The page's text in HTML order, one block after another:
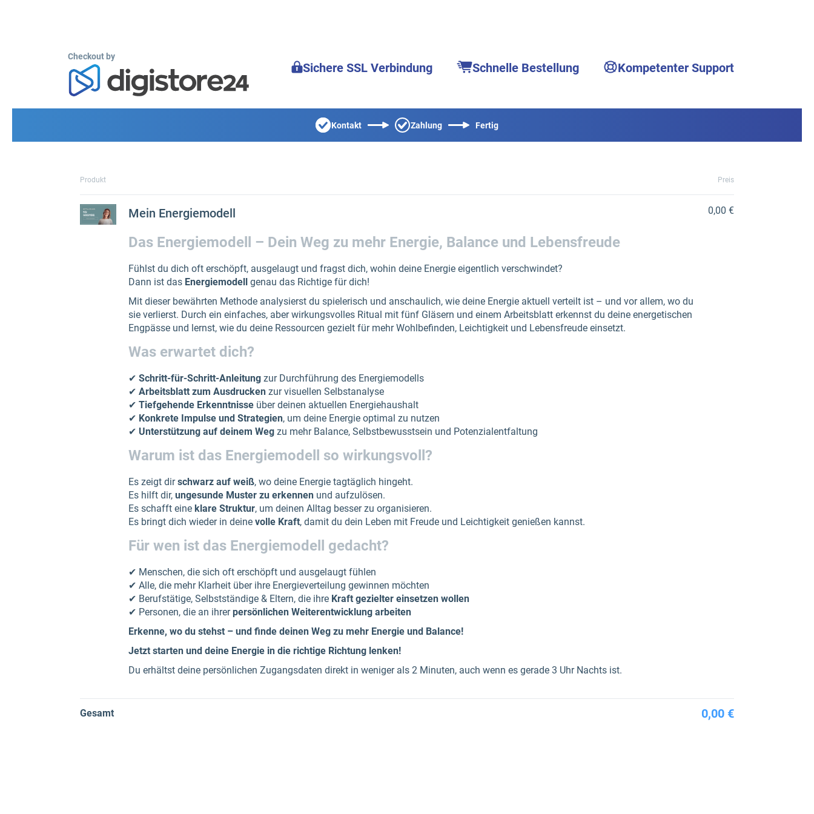
Checkout by
Sichere SSL Verbindung Schnelle Bestellung Kompetenter Support
Kontakt Zahlung Fertig
Produkt Preis
Mein Energiemodell
Das Energiemodell – Dein Weg zu mehr Energie, Balance und Lebensfreude
Fühlst du dich oft erschöpft, ausgelaugt und fragst dich, wohin deine Energie eigentlich verschwindet?
Dann ist das Energiemodell genau das Richtige für dich!
Mit dieser bewährten Methode analysierst du spielerisch und anschaulich, wie deine Energie aktuell verteilt ist – und vor allem, wo du
sie verlierst. Durch ein einfaches, aber wirkungsvolles Ritual mit fünf Gläsern und einem Arbeitsblatt erkennst du deine energetischen
Engpässe und lernst, wie du deine Ressourcen gezielt für mehr Wohlbefinden, Leichtigkeit und Lebensfreude einsetzt.
Was erwartet dich?
✔ Schritt-für-Schritt-Anleitung zur Durchführung des Energiemodells
✔ Arbeitsblatt zum Ausdrucken zur visuellen Selbstanalyse
✔ Tiefgehende Erkenntnisse über deinen aktuellen Energiehaushalt
✔ Konkrete Impulse und Strategien, um deine Energie optimal zu nutzen
✔ Unterstützung auf deinem Weg zu mehr Balance, Selbstbewusstsein und Potenzialentfaltung
Warum ist das Energiemodell so wirkungsvoll?
Es zeigt dirschwarz auf weiß, wo deine Energie tagtäglich hingeht.
Es hilft dir, ungesunde Muster zu erkennen und aufzulösen.
Es schafft eine klare Struktur, um deinen Alltag besser zu organisieren.
Es bringt dich wieder in deine volle Kraft, damit du dein Leben mit Freude und Leichtigkeit genießen kannst.
Für wen ist das Energiemodell gedacht?
✔ Menschen, die sich oft erschöpft und ausgelaugt fühlen
✔ Alle, die mehr Klarheit über ihre Energieverteilung gewinnen möchten
✔ Berufstätige, Selbstständige & Eltern, die ihre Kraft gezielter einsetzen wollen
✔ Personen, die an ihrerpersönlichen Weiterentwicklung arbeiten
Erkenne, wo du stehst – und finde deinen Weg zu mehr Energie und Balance!
Jetzt starten und deine Energie in die richtige Richtung lenken!
Du erhältst deine persönlichen Zugangsdaten direkt in weniger als 2 Minuten, auch wenn es gerade 3 Uhr Nachts ist.
0,00 €
Gesamt 0,00 €